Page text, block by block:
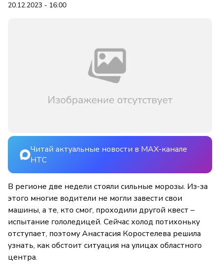
20.12.2023 - 16:00
Читай актуальные новости в MAX-канале
НТС
В регионе две недели стояли сильные морозы. Из-за
этого многие водители не могли завести свои
машины, а те, кто смог, проходили другой квест –
испытание гололедицей. Сейчас холод потихоньку
отступает, поэтому Анастасия Коростелева решила
узнать, как обстоит ситуация на улицах областного
центра.